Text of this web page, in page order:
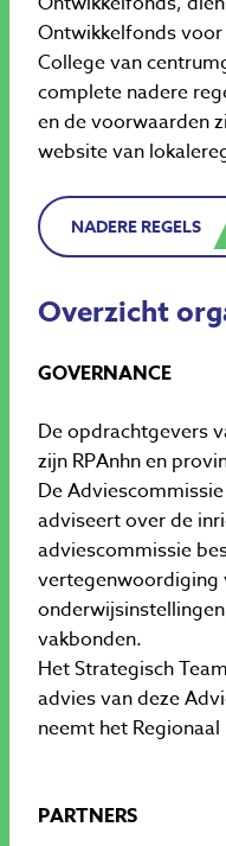
Ontwikkelfonds
College van
complete nadere
en de voorwaarden
website van
NADERE REGELS
Overzicht
GOVERNANCE
De opdrachtgevers
zijn RPAnhn en
De
adviseert over de
adviescommissie
vertegenwoordiging
vakbonden.
Het Strategisch
advies van deze
neemt het
PARTNERS